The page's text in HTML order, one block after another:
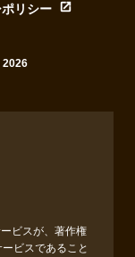
リシー
2026
ビスが、著作権
ビスであること